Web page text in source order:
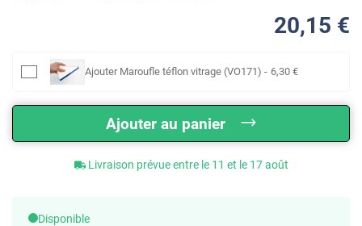
20,15 €
Ajouter Maroufle téflon vitrage (VO171) - 6,30 €
Ajouter au panier
Livraison prévue entre le 11 et le 17 août
Disponible